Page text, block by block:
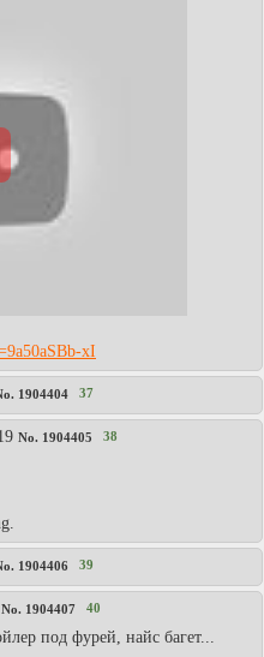
xI
1904404 37
No. 1904405 38
1904406 39
No. 1904407 40
под фурей, найс багет...